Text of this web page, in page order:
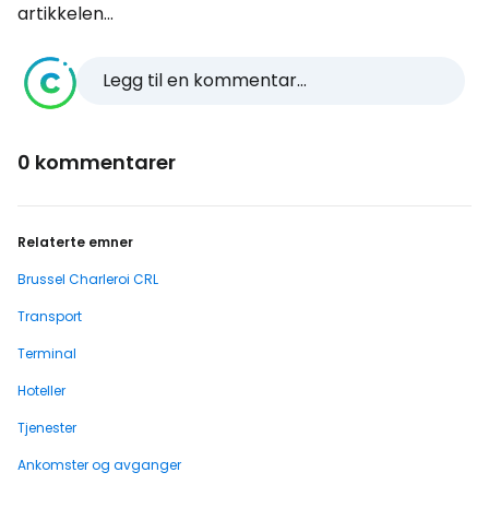
artikkelen...
Legg til en kommentar...
0 kommentarer
Relaterte emner
Brussel Charleroi CRL
Transport
Terminal
Hoteller
Tjenester
Ankomster og avganger